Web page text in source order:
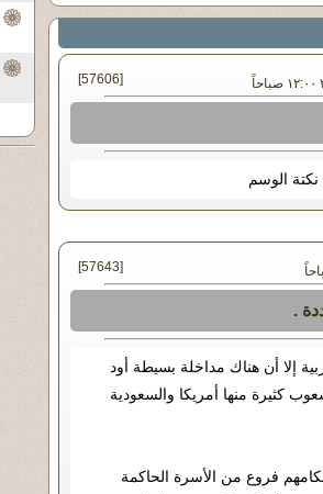
[57606]
الوسم
[57643]
.
إلا أن هناك مداخلة بسيطة أود
كثيرة منها أمريكا والسعودية
فروع من الأسرة الحاكمة